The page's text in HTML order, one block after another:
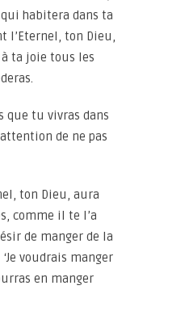
habitera dans ta
l’Eternel, ton Dieu,
ta joie tous les
que tu vivras dans
de ne pas
ton Dieu, aura
comme il te l’a
de manger de la
voudrais manger
en manger